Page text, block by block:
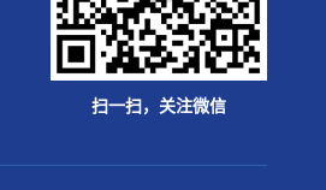
扫一扫，关注微信